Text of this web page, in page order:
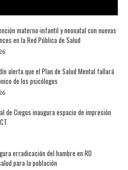
materno-infantil y neonatal con nuevas
en la Red Pública de Salud
alerta que el Plan de Salud Mental fallará
de los psicólogos
de Ciegos inaugura espacio de impresión
erradicación del hambre en RD
para la población